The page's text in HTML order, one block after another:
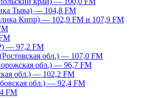
Тыва) — 104,8 FM
Кипр) — 102,9 FM и 107,9 FM
— 97,2 FM
обл.) — 107,0 FM
обл.) — 96,7 FM
обл.) — 102,2 FM
обл.) — 92,4 FM
FM